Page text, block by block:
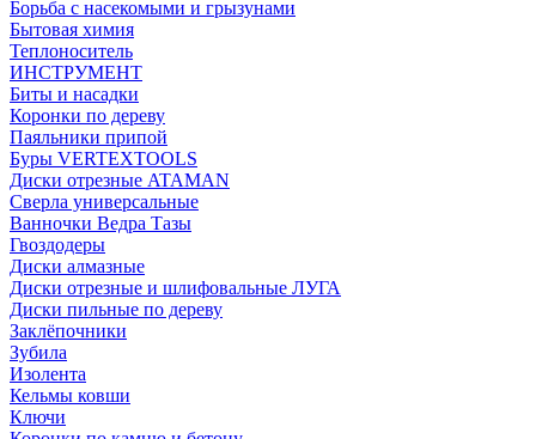
Борьба с насекомыми и грызунами
Бытовая химия
Теплоноситель
ИНСТРУМЕНТ
Биты и насадки
Коронки по дереву
Паяльники припой
Буры VERTEXTOOLS
Диски отрезные ATAMAN
Сверла универсальные
Ванночки Ведра Тазы
Гвоздодеры
Диски алмазные
Диски отрезные и шлифовальные ЛУГА
Диски пильные по дереву
Заклёпочники
Зубила
Изолента
Кельмы ковши
Ключи